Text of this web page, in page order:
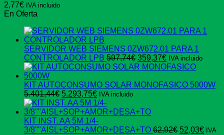
2,77€ IVA incluido
En Oferta
SERVIDOR WEB SIEMENS 0ZW672.01 PARA 1
CONTROLADOR LPB 597,74€ El
precio
era:
359,37€El
precio
es:
IVA incluido
KIT AUTOCONSUMO SOLAR MONOFASICO 5000W
5.401,44€ El
precio
original
era:
5.401,44€.
5.293,75€El
precio
actual
es:
5.293,75€.
IVA incluido
KIT INST. AA 5M 1/4-
3/8""AISL+SOP+AMOR+DESA+TO 62,92€ El
52,03€ElIVA